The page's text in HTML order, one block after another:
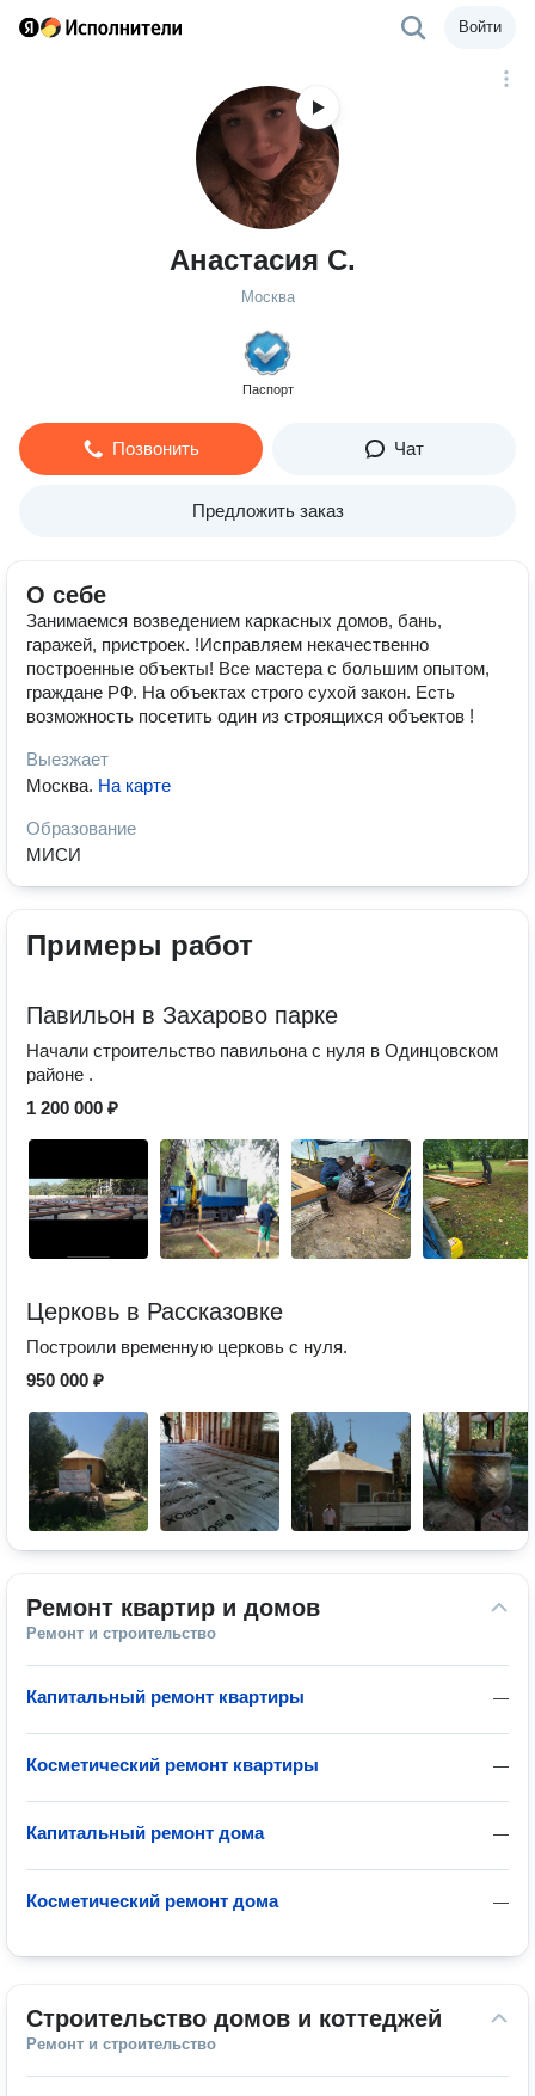
Войти
Анастасия С.
Москва
Паспорт
Позвонить Чат
Предложить заказ
О себе
Занимаемся возведением каркасных домов, бань,
гаражей, пристроек. !Исправляем некачественно
построенные объекты! Все мастера с большим опытом,
граждане РФ. На объектах строго сухой закон. Есть
возможность посетить один из строящихся объектов !
Выезжает
Москва. На карте
Образование
МИСИ
Примеры работ
Павильон в Захарово парке
Начали строительство павильона с нуля в Одинцовском
районе .
1 200 000 ₽
Церковь в Рассказовке
Построили временную церковь с нуля.
950 000 ₽
Ремонт квартир и домов
Ремонт и строительство
—
Капитальный ремонт квартиры
—
Косметический ремонт квартиры
—
Капитальный ремонт дома
—
Косметический ремонт дома
Строительство домов и коттеджей
Ремонт и строительство